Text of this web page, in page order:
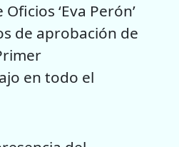
‘Eva Perón’
de aprobación de
en todo el